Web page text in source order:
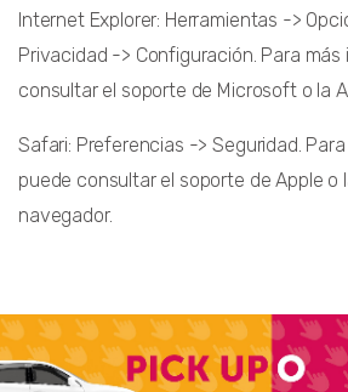
Internet Explorer: Herramientas ->
Privacidad -> Configuración. Para
consultar el soporte de Microsoft o la
Safari: Preferencias -> Seguridad.
puede consultar el soporte de Apple o
navegador.